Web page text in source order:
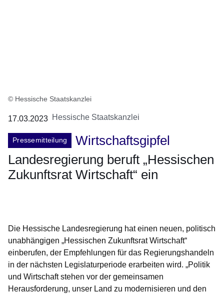
© Hessische Staatskanzlei
17.03.2023 Hessische Staatskanzlei
Pressemitteilung
Wirtschaftsgipfel
Landesregierung beruft „Hessischen
Zukunftsrat Wirtschaft“ ein
Die Hessische Landesregierung hat einen neuen, politisch
unabhängigen „Hessischen Zukunftsrat Wirtschaft“
einberufen, der Empfehlungen für das Regierungshandeln
in der nächsten Legislaturperiode erarbeiten wird. „Politik
und Wirtschaft stehen vor der gemeinsamen
Herausforderung, unser Land zu modernisieren und den